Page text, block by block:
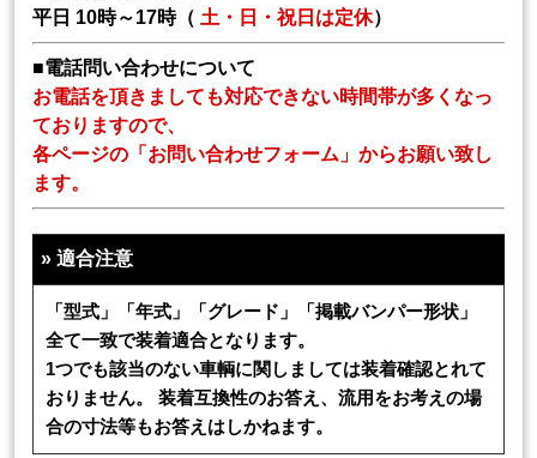
平日 10時～17時（ 土・日・祝日は定休）
■電話問い合わせについて
お電話を頂きましても対応できない時間帯が多くなっ
ておりますので、
各ページの「お問い合わせフォーム」からお願い致し
ます。
»適合注意
「型式」「年式」「グレード」「掲載バンパー形状」
全て一致で装着適合となります。
1つでも該当のない車輌に関しましては装着確認とれて
おりません。 装着互換性のお答え、流用をお考えの場
合の寸法等もお答えはしかねます。